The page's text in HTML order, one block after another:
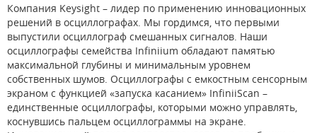
Компания Keysight – лидер по применению инновационных
решений в осциллографах. Мы гордимся, что первыми
выпустили осциллограф смешанных сигналов. Наши
осциллографы семейства Infiniium обладают памятью
максимальной глубины и минимальным уровнем
собственных шумов. Осциллографы с емкостным сенсорным
экраном с функцией «запуска касанием» InfiniiScan –
единственные осциллографы, которыми можно управлять,
коснувшись пальцем осциллограммы на экране.